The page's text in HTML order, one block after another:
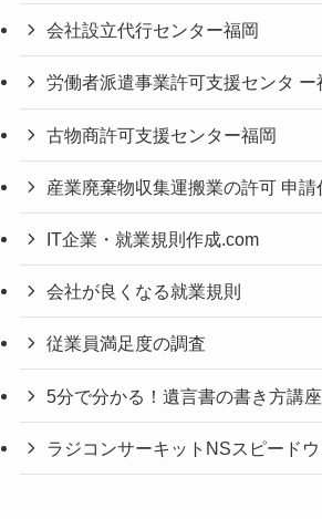
会社設立代行センター福岡
労働者派遣事業許可支援センタ ー
古物商許可支援センター福岡
産業廃棄物収集運搬業の許可 申請
IT企業・就業規則作成.com
会社が良くなる就業規則
従業員満足度の調査
5分で分かる！遺言書の書き方講座
ラジコンサーキットNSスピード